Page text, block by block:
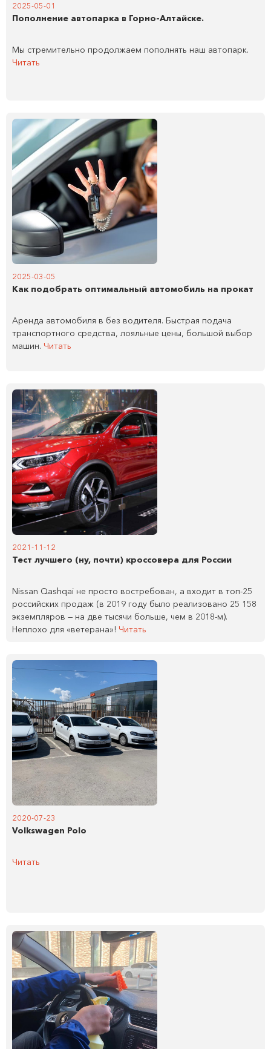
2025-05-01
Пополнение автопарка в Горно-Алтайске.
Мы стремительно продолжаем пополнять наш автопарк.
Читать
2025-03-05
Как подобрать оптимальный автомобиль на прокат
Аренда автомобиля в без водителя. Быстрая подача
транспортного средства, лояльные цены, большой выбор
машин. Читать
2021-11-12
Тест лучшего (ну, почти) кроссовера для России
Nissan Qashqai не просто востребован, а входит в топ-25
российских продаж (в 2019 году было реализовано 25 158
экземпляров — на две тысячи больше, чем в 2018-м).
Неплохо для «ветерана»! Читать
2020-07-23
Volkswagen Polo
Читать